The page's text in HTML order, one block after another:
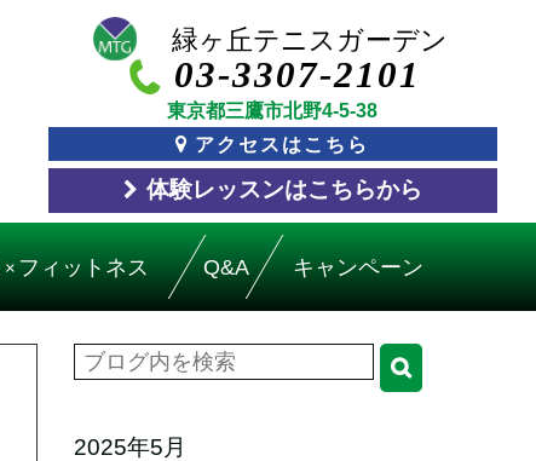
03-3307-2101
東京都三鷹市北野4-5-38
アクセスはこちら
体験レッスンはこちらから
× フィットネス Q&A キャンペーン
2025年5月